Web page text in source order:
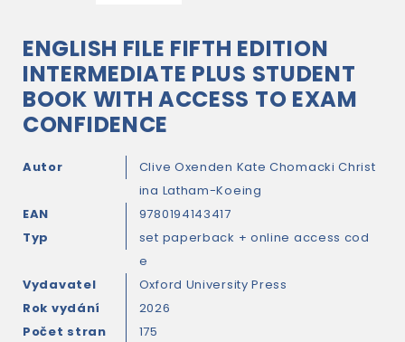
ENGLISH FILE FIFTH EDITION
INTERMEDIATE PLUS STUDENT
BOOK WITH ACCESS TO EXAM
CONFIDENCE
Autor Clive Oxenden Kate ChomackiChrist
ina Latham-Koeing
EAN
9780194143417
Typ
set paperback + online access cod
e
Vydavatel
Oxford University Press
Rok vydání
2026
Počet stran
175